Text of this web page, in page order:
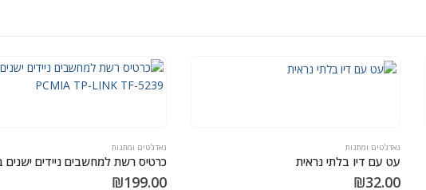
גאדג'טים ומתנות
עט עם דיו בלתי נראית
₪32.00
גאדג'טים ומתנות
₪199.00